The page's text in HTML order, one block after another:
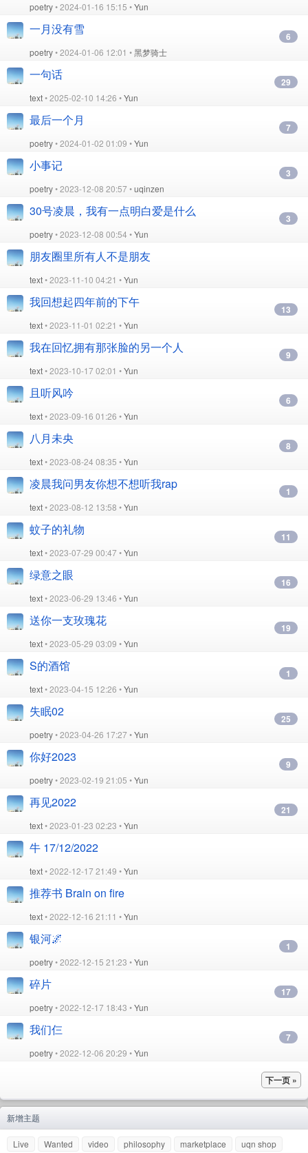
poetry• 2024-01-16 15:15 •Yun
一月没有雪
poetry• 2024-01-06 12:01 •黑梦骑士
6
一句话
text• 2025-02-10 14:26 •Yun
29
最后一个月
poetry• 2024-01-02 01:09 •Yun
7
小事记
poetry• 2023-12-08 20:57 •uqinzen
3
30号凌晨，我有一点明白爱是什么
poetry• 2023-12-08 00:54 •Yun
3
朋友圈里所有人不是朋友
text• 2023-11-10 04:21 •Yun
我回想起四年前的下午
text• 2023-11-01 02:21 •Yun
13
我在回忆拥有那张脸的另一个人
text• 2023-10-17 02:01 •Yun
9
且听风吟
text• 2023-09-16 01:26 •Yun
6
八月未央
text• 2023-08-24 08:35 •Yun
8
凌晨我问男友你想不想听我rap
text• 2023-08-12 13:58 •Yun
1
蚊子的礼物
text• 2023-07-29 00:47 •Yun
11
绿意之眼
text• 2023-06-29 13:46 •Yun
16
送你一支玫瑰花
text• 2023-05-29 03:09 •Yun
19
S的酒馆
text• 2023-04-15 12:26 •Yun
1
失眠02
poetry• 2023-04-26 17:27 •Yun
25
你好2023
poetry• 2023-02-19 21:05 •Yun
9
再见2022
text• 2023-01-23 02:23 •Yun
21
牛 17/12/2022
text• 2022-12-17 21:49 •Yun
推荐书 Brain on fire
text• 2022-12-16 21:11 •Yun
银河🌌
poetry• 2022-12-15 21:23 •Yun
1
碎片
poetry• 2022-12-17 18:43 •Yun
17
我们仨
poetry• 2022-12-06 20:29 •Yun
7
下一页 »
新增主题
Live Wanted video philosophy marketplace uqn shop